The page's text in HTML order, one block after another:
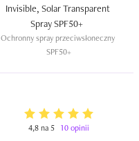
Invisible, Solar Transparent
Ochronny spray przeciwsłoneczny
SPF50+
4,8 na 5 10 opinii